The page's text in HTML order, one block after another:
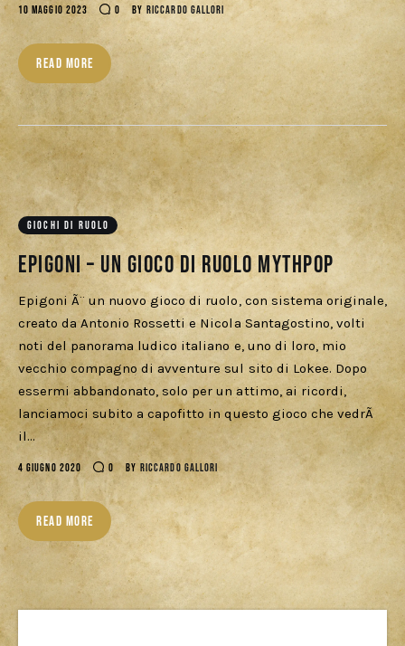
10 MAGGIO 2023 0 BY RICCARDO GALLORI
READ MORE
GIOCHI DI RUOLO
Epigoni – Un gioco di ruolo MythPop
Epigoni Ã¨ un nuovo gioco di ruolo, con sistema originale,
creato da Antonio Rossetti e Nicola Santagostino, volti
noti del panorama ludico italiano e, uno di loro, mio
vecchio compagno di avventure sul sito di Lokee. Dopo
essermi abbandonato, solo per un attimo, ai ricordi,
lanciamoci subito a capofitto in questo gioco che vedrÃ
il…
4 GIUGNO 2020 0 BY RICCARDO GALLORI
READ MORE